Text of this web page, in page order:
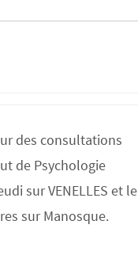
des consultations
de Psychologie
sur VENELLES et le
sur Manosque.